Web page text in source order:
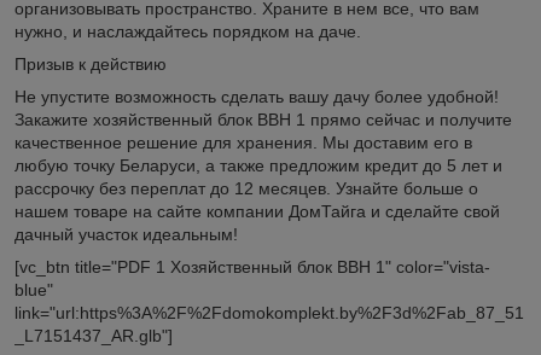
организовывать пространство. Храните в нем все, что вам
нужно, и наслаждайтесь порядком на даче.
Призыв к действию
Не упустите возможность сделать вашу дачу более удобной!
Закажите хозяйственный блок BBH 1 прямо сейчас и получите
качественное решение для хранения. Мы доставим его в
любую точку Беларуси, а также предложим кредит до 5 лет и
рассрочку без переплат до 12 месяцев. Узнайте больше о
нашем товаре на сайте компании ДомТайга и сделайте свой
дачный участок идеальным!
[vc_btn title="PDF 1 Хозяйственный блок BBH 1" color="vista-
blue"
link="url:https%3A%2F%2Fdomokomplekt.by%2F3d%2Fab_87_51
_L7151437_AR.glb"]